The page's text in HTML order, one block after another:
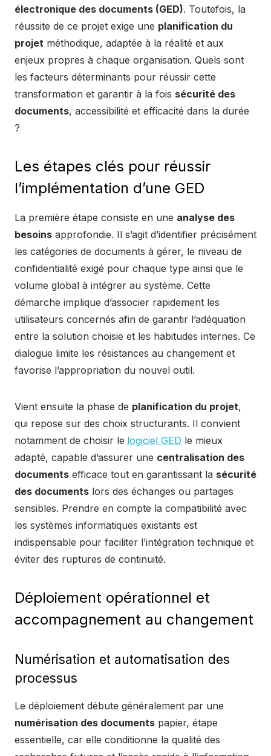
électronique des documents (GED). Toutefois, la
réussite de ce projet exige une planification du
projet méthodique, adaptée à la réalité et aux
enjeux propres à chaque organisation. Quels sont
les facteurs déterminants pour réussir cette
transformation et garantir à la fois sécurité des
documents, accessibilité et efficacité dans la durée
?
Les étapes clés pour réussir
l’implémentation d’une GED
La première étape consiste en une analyse des
besoins approfondie. Il s’agit d’identifier précisément
les catégories de documents à gérer, le niveau de
confidentialité exigé pour chaque type ainsi que le
volume global à intégrer au système. Cette
démarche implique d’associer rapidement les
utilisateurs concernés afin de garantir l’adéquation
entre la solution choisie et les habitudes internes. Ce
dialogue limite les résistances au changement et
favorise l’appropriation du nouvel outil.
Vient ensuite la phase de planification du projet,
qui repose sur des choix structurants. Il convient
notamment de choisir le logiciel GED le mieux
adapté, capable d’assurer une centralisation des
documents efficace tout en garantissant la sécurité
des documents lors des échanges ou partages
sensibles. Prendre en compte la compatibilité avec
les systèmes informatiques existants est
indispensable pour faciliter l’intégration technique et
éviter des ruptures de continuité.
Déploiement opérationnel et
accompagnement au changement
Numérisation et automatisation des
processus
Le déploiement débute généralement par une
numérisation des documents papier, étape
essentielle, car elle conditionne la qualité des